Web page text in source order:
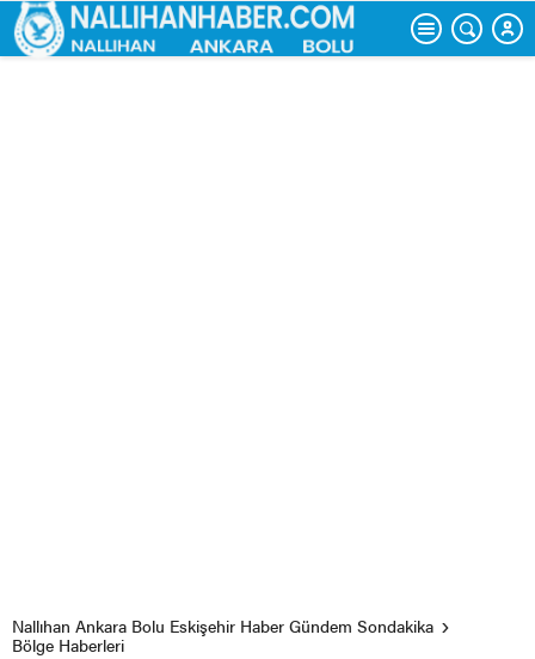
Nallıhan Ankara Bolu Eskişehir Haber Gündem Sondakika
Bölge Haberleri
tartıştı, evi yaktı